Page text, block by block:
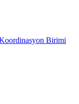
Birimi